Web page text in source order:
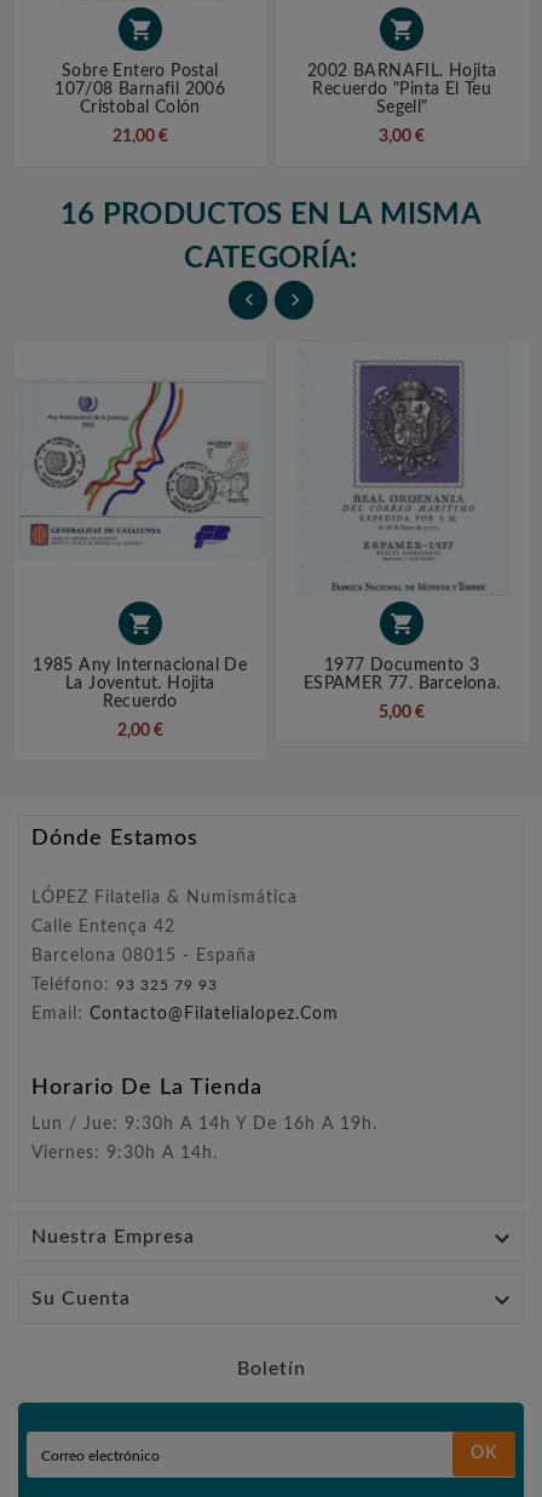

Sobre Entero Postal
107/08 Barnafil 2006
Cristobal Colón
21,00 €

2002 BARNAFIL. Hojita
Recuerdo "pinta El Teu
Segell"
3,00 €
16 PRODUCTOS EN LA MISMA
CATEGORÍA:
 

1985 Any Internacional De
La Joventut. Hojita
Recuerdo
2,00 €

1977 Documento 3
ESPAMER 77. Barcelona.
5,00 €
Dónde Estamos
LÓPEZ Filatelia & Numismática
Calle Entença 42
Barcelona 08015 - España
Teléfono: 93 325 79 93
Email: Contacto@filatelialopez.com
Horario De La Tienda
Lun / Jue: 9:30h A 14h Y De 16h A 19h.
Viernes: 9:30h A 14h.
Nuestra Empresa 
Su Cuenta 
Boletín
OK